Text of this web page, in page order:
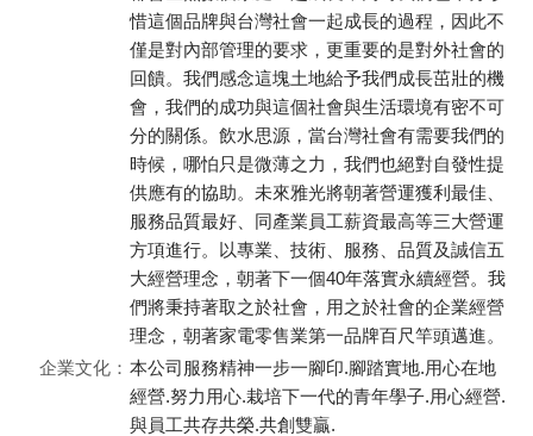
惜這個品牌與台灣社會一起成長的過程，因此不
僅是對內部管理的要求，更重要的是對外社會的
回饋。我們感念這塊土地給予我們成長茁壯的機
會，我們的成功與這個社會與生活環境有密不可
分的關係。飲水思源，當台灣社會有需要我們的
時候，哪怕只是微薄之力，我們也絕對自發性提
供應有的協助。未來雅光將朝著營運獲利最佳、
服務品質最好、同產業員工薪資最高等三大營運
方項進行。以專業、技術、服務、品質及誠信五
大經營理念，朝著下一個40年落實永續經營。我
們將秉持著取之於社會，用之於社會的企業經營
理念，朝著家電零售業第一品牌百尺竿頭邁進。
企業文化： 本公司服務精神一步一腳印.腳踏實地.用心在地
經營.努力用心.栽培下一代的青年學子.用心經營.
與員工共存共榮.共創雙贏.